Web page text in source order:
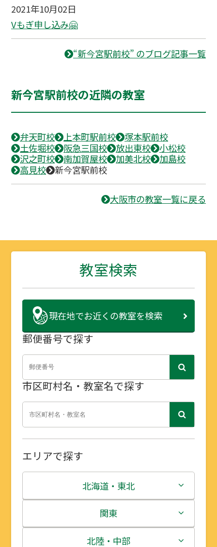
2021年10月02日
Vもぎ申し込み🤗
“新今宮駅前校” のブログ記事一覧
新今宮駅前校の近隣の教室
弁天町校 上本町駅前校
塚本駅前校
土佐堀校
阪急三国校 放出東校
小松校
沢之町校
南加賀屋校 加美北校
加島校
高見校
新今宮駅前校
大阪市の教室一覧に戻る
教室検索
現在地でお近くの教室を検索
郵便番号で探す
市区町村名・教室名で探す
エリアで探す
北海道・東北
北海道
青森県
関東
茨城県
北陸・中部